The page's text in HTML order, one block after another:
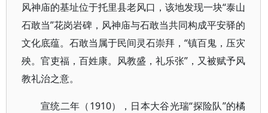
风神庙的基址位于托里县老风口，该地发现一块“泰山
石敢当”花岗岩碑，风神庙与石敢当共同构成平安驿的
文化底蕴。石敢当属于民间灵石崇拜，“镇百鬼，压灾
殃。官吏福，百姓康。风教盛，礼乐张”，又被赋予风
教礼治之意。
宣统二年（ 1910），日本大谷光瑞“探险队”的橘